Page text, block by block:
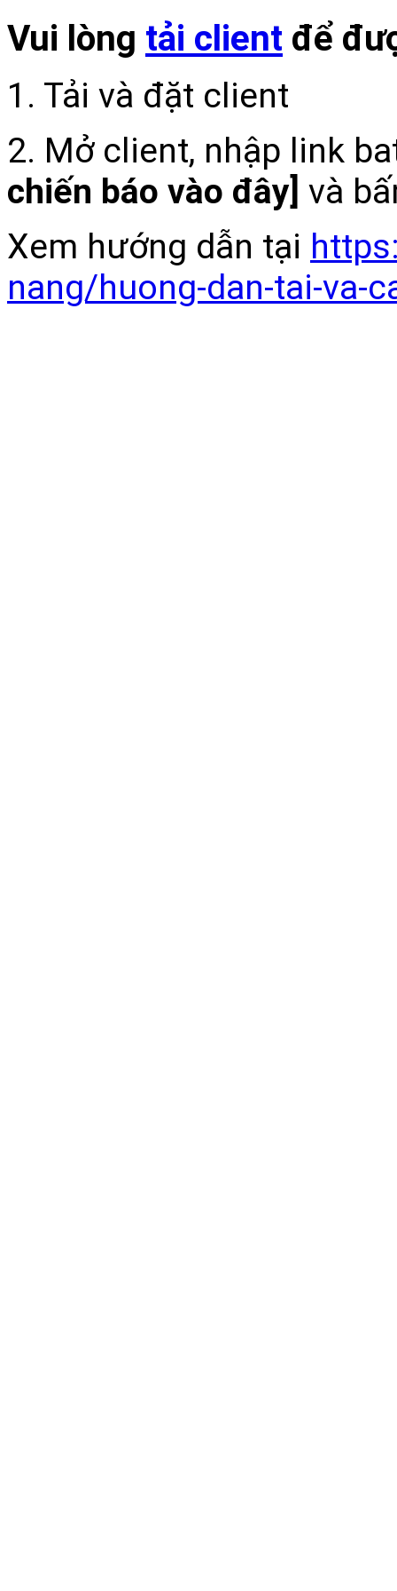
Vui lòng tải client để
1. Tải và đặt client
2. Mở client, nhập link
chiến báo vào đây] và
Xem hướng dẫn tại
nang/huong-dan-tai-va-